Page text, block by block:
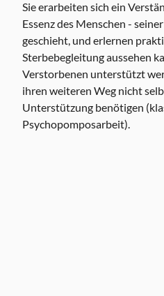
Sie erarbeiten sich ein
Essenz des Menschen -
geschieht, und erlernen
Sterbebegleitung aussehen
Verstorbenen unterstützt
ihren weiteren Weg nicht
Unterstützung benötigen
Psychopomposarbeit).